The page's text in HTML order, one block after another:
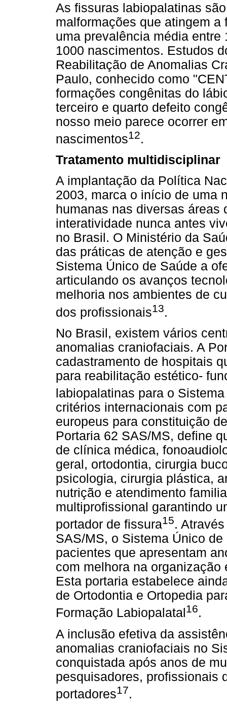
As fissuras labiopalatinas
malformações que atingem
uma prevalência média
1000 nascimentos. Estudos
Reabilitação de Anomalias
Paulo, conhecido como
formações congênitas do
terceiro e quarto defeito
nosso meio parece ocorrer
nascimentos12.
Tratamento multidisciplinar
A implantação da Política
2003, marca o início de uma
humanas nas diversas
interatividade nunca antes
no Brasil. O Ministério da
das práticas de atenção e
Sistema Único de Saúde a
articulando os avanços
melhoria nos ambientes de
dos profissionais13.
No Brasil, existem vários
anomalias craniofaciais. A
cadastramento de hospitais
para reabilitação estético-
labiopalatinas para o
critérios internacionais com
europeus para constituição
Portaria 62 SAS/MS, define
de clínica médica,
geral, ortodontia, cirurgia
psicologia, cirurgia plástica,
nutrição e atendimento
multiprofissional garantindo
portador de fissura15.
SAS/MS, o Sistema Único
pacientes que apresentam
com melhora na
Esta portaria estabelece
de Ortodontia e Ortopedia
Formação Labiopalatal 16.
A inclusão efetiva da
anomalias craniofaciais no
conquistada após anos de
pesquisadores, profissionais
portadores17.